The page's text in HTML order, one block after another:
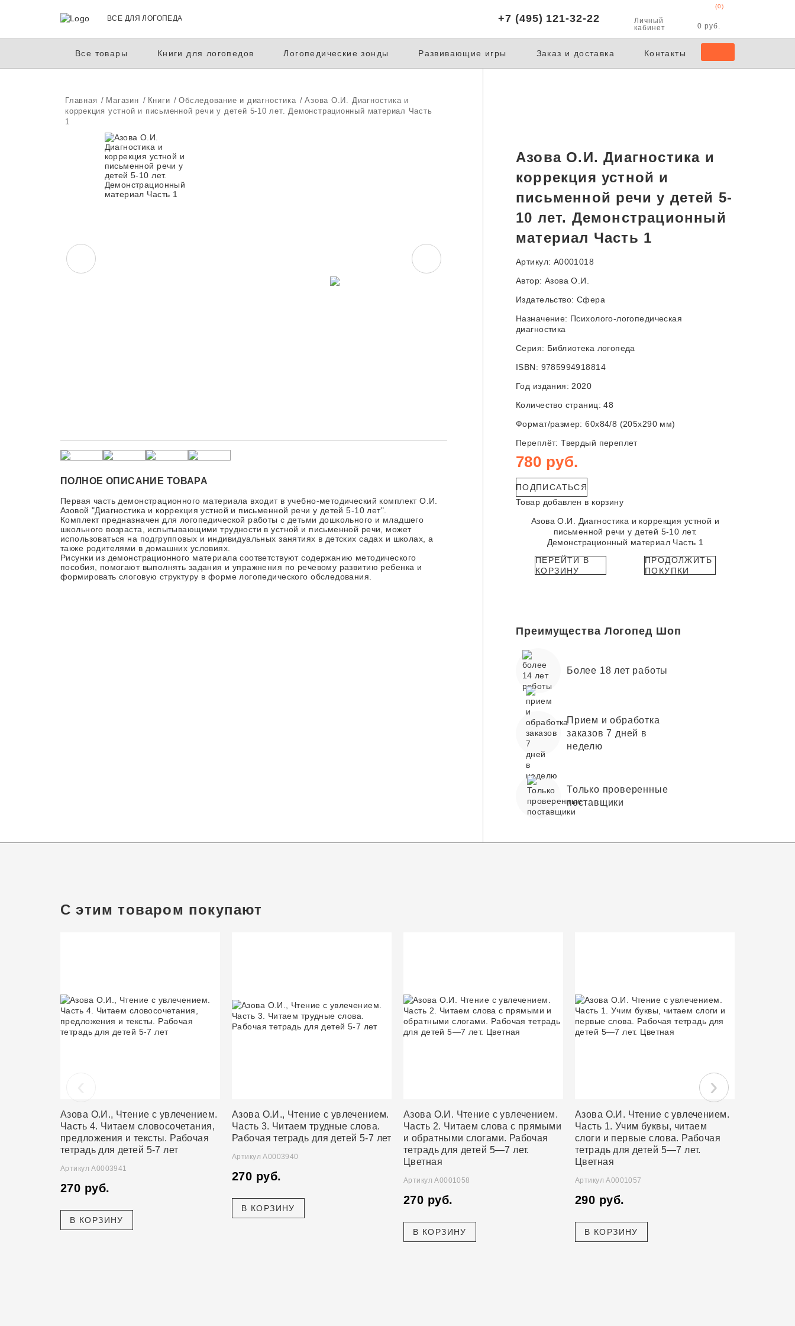
ВСЕ ДЛЯ ЛОГОПЕДА +7 (495) 121-32-22
Личный
кабинет
(0)
0 руб.
Все товары Книги для логопедов Логопедические зонды Развивающие игры Заказ и доставка Контакты
Главная Магазин Книги Обследование и диагностика
Азова О.И. Диагностика и
коррекция устной и письменной речи у детей 5-10 лет. Демонстрационный материал Часть
1
ПОЛНОЕ ОПИСАНИЕ ТОВАРА
Первая часть демонстрационного материала входит в учебно-методический комплект О.И.
Азовой "Диагностика и коррекция устной и письменной речи у детей 5-10 лет".
Комплект предназначен для логопедической работы с детьми дошкольного и младшего
школьного возраста, испытывающими трудности в устной и письменной речи, может
использоваться на подгрупповых и индивидуальных занятиях в детских садах и школах, а
также родителями в домашних условиях.
Рисунки из демонстрационного материала соответствуют содержанию методического
пособия, помогают выполнять задания и упражнения по речевому развитию ребенка и
формировать слоговую структуру в форме логопедического обследования.
Азова О.И. Диагностика и
коррекция устной и
письменной речи у детей 5-
10 лет. Демонстрационный
материал Часть 1
Артикул: А0001018
Автор: Азова О.И.
Издательство: Сфера
Назначение: Психолого-логопедическая
диагностика
Серия: Библиотека логопеда
ISBN: 9785994918814
Год издания: 2020
Количество страниц: 48
Формат/размер: 60x84/8 (205x290 мм)
Переплёт: Твердый переплет
780 руб.
ПОДПИСАТЬСЯ
Товар добавлен в корзину
Азова О.И. Диагностика и коррекция устной и
письменной речи у детей 5-10 лет.
Демонстрационный материал Часть 1
ПЕРЕЙТИ В
КОРЗИНУ
ПРОДОЛЖИТЬ
ПОКУПКИ
Преимущества Логопед Шоп
Более 18 лет работы
Прием и обработка
заказов 7 дней в
неделю
Только проверенные
поставщики
С этим товаром покупают
Азова О.И., Чтение с увлечением.
Часть 4. Читаем словосочетания,
предложения и тексты. Рабочая
тетрадь для детей 5-7 лет
Артикул А0003941
270 руб.
В КОРЗИНУ
Азова О.И., Чтение с увлечением.
Часть 3. Читаем трудные слова.
Рабочая тетрадь для детей 5-7 лет
Артикул А0003940
270 руб.
В КОРЗИНУ
Азова О.И. Чтение с увлечением.
Часть 2. Читаем слова с прямыми
и обратными слогами. Рабочая
тетрадь для детей 5—7 лет.
Цветная
Артикул А0001058
270 руб.
В КОРЗИНУ
Азова О.И. Чтение с увлечением.
Часть 1. Учим буквы, читаем
слоги и первые слова. Рабочая
тетрадь для детей 5—7 лет.
Цветная
Артикул А0001057
290 руб.
В КОРЗИНУ
›